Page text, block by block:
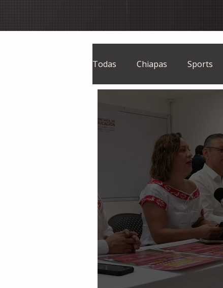
Todas Chiapas Sports
Temas Centrales
Grupo Financiero